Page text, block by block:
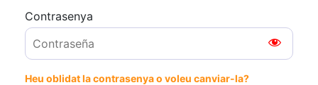
Contrasenya
Heu oblidat la contrasenya o voleu canviar-la?